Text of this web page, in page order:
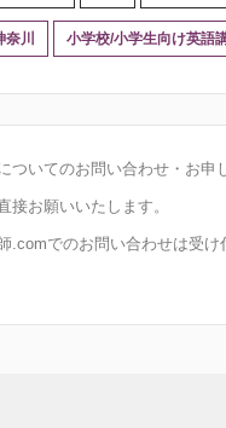
奈川 小学校/小学生向け英語
ついてのお問い合わせ・お申
接お願いいたします。
.comでのお問い合わせは受